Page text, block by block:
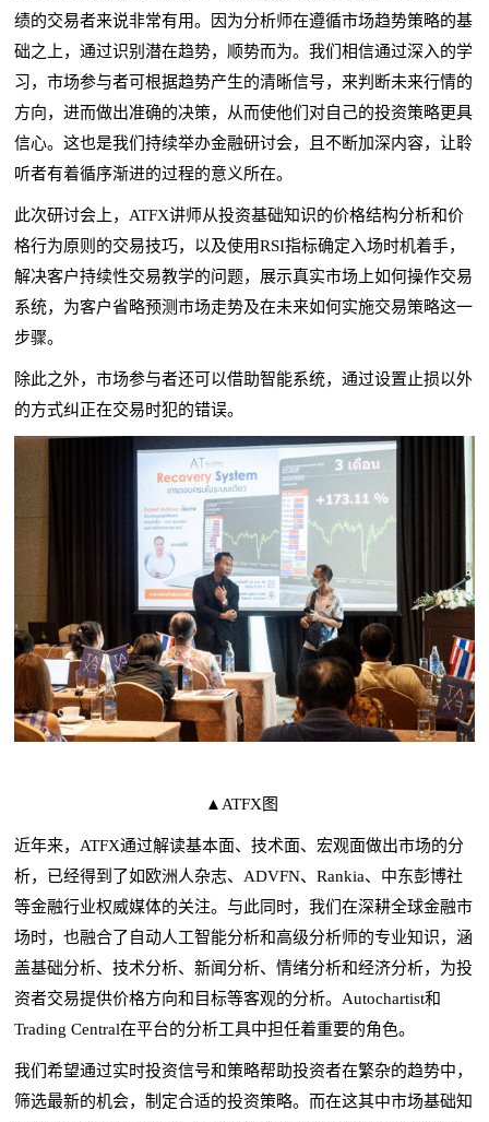
绩的交易者来说非常有用。因为分析师在遵循市场趋势策略的基
础之上，通过识别潜在趋势，顺势而为。我们相信通过深入的学
习，市场参与者可根据趋势产生的清晰信号，来判断未来行情的
方向，进而做出准确的决策，从而使他们对自己的投资策略更具
信心。这也是我们持续举办金融研讨会，且不断加深内容，让聆
听者有着循序渐进的过程的意义所在。
此次研讨会上，ATFX讲师从投资基础知识的价格结构分析和价
格行为原则的交易技巧，以及使用RSI指标确定入场时机着手，
解决客户持续性交易教学的问题，展示真实市场上如何操作交易
系统，为客户省略预测市场走势及在未来如何实施交易策略这一
步骤。
除此之外，市场参与者还可以借助智能系统，通过设置止损以外
的方式纠正在交易时犯的错误。
▲ATFX图
近年来，ATFX通过解读基本面、技术面、宏观面做出市场的分
析，已经得到了如欧洲人杂志、ADVFN、Rankia、中东彭博社
等金融行业权威媒体的关注。与此同时，我们在深耕全球金融市
场时，也融合了自动人工智能分析和高级分析师的专业知识，涵
盖基础分析、技术分析、新闻分析、情绪分析和经济分析，为投
资者交易提供价格方向和目标等客观的分析。Autochartist和
Trading Central在平台的分析工具中担任着重要的角色。
我们希望通过实时投资信号和策略帮助投资者在繁杂的趋势中，
筛选最新的机会，制定合适的投资策略。而在这其中市场基础知